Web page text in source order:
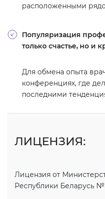
расположенными
Популяризация
только счастье, но и
Для обмена опыта
конференциях, где
последними
ЛИЦЕНЗИЯ:
Лицензия от
Республики Беларусь №